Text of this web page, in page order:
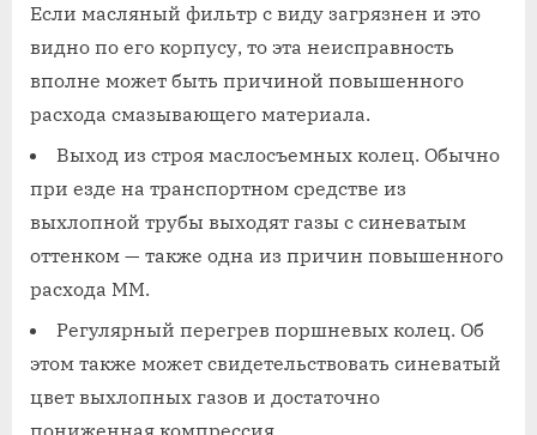
Если масляный фильтр с виду загрязнен и это
видно по его корпусу, то эта неисправность
вполне может быть причиной повышенного
расхода смазывающего материала.
Выход из строя маслосъемных колец. Обычно
при езде на транспортном средстве из
выхлопной трубы выходят газы с синеватым
оттенком — также одна из причин повышенного
расхода ММ.
Регулярный перегрев поршневых колец. Об
этом также может свидетельствовать синеватый
цвет выхлопных газов и достаточно